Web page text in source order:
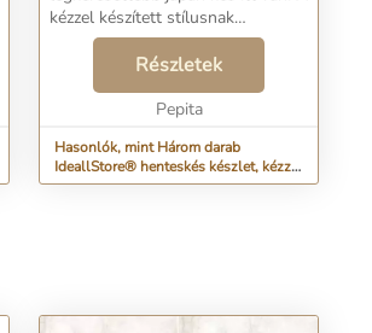
kézzel készített stílusnak
köszönhetően ez a kés egyedi, és
a használat típusától függetlenül
bárki számára elérhető közelségbe
Részletek
Pepita
Hasonlók, mint Három darab
IdeallStore® henteskés készlet, kézzel
készített, 27...